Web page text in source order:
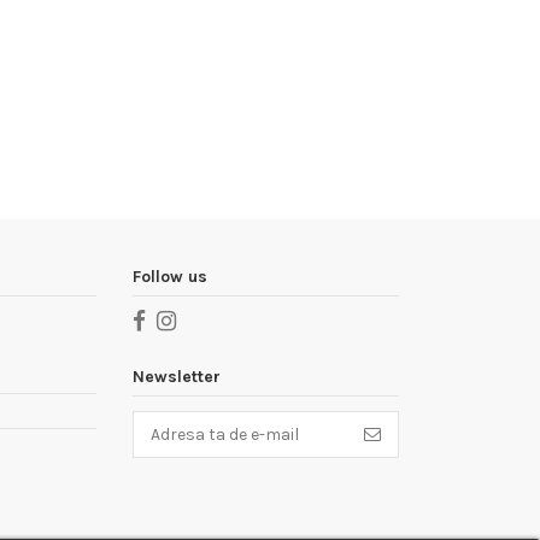
Follow us
Newsletter